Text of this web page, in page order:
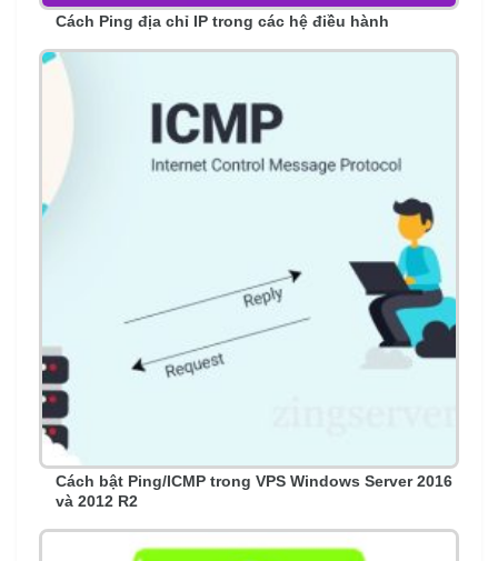
Cách Ping địa chỉ IP trong các hệ điều hành
Cách bật Ping/ICMP trong VPS Windows Server 2016
và 2012 R2